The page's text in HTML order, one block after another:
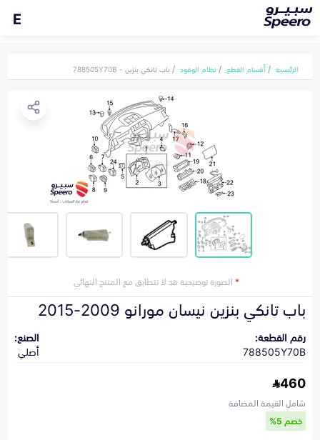
E
الرئيسية أقسام القطع نظام الوقود باب تانكي بنزين - 788505Y70B
*الصورة توضيحية قد لا تتطابق مع المنتج النهائي
باب تانكي بنزين نيسان مورانو 2009-2015
رقم القطعة:
788505Y70B
الصنع:
أصلي
460
شامل القيمة المضافة
خصم 5%